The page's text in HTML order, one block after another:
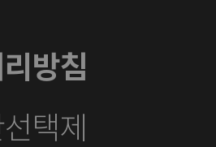
방침
택제